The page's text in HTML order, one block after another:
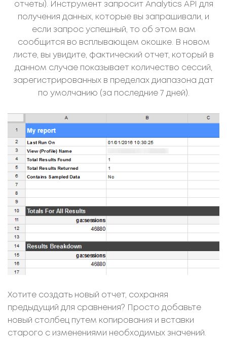
отчеты). Инструмент запросит Analytics API для
получения данных, которые вы запрашивали, и
если запрос успешный, то об этом вам
сообщится во всплывающем окошке. В новом
листе, вы увидите, фактический отчет, который в
данном случае показывает количество сессий,
зарегистрированных в пределах диапазона дат
по умолчанию (за последние 7 дней).
Хотите создать новый отчет, сохраняя
предыдущий для сравнения? Просто добавьте
новый столбец путем копирования и вставки
старого с изменениями необходимых значений.